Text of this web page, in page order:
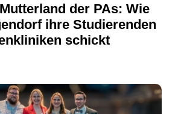
der PAs: Wie
ihre Studierenden
schickt